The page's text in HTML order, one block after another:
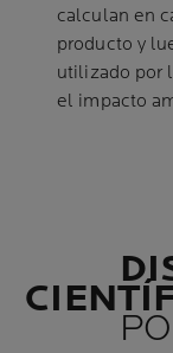
calculan en
producto y
utilizado por
el impacto